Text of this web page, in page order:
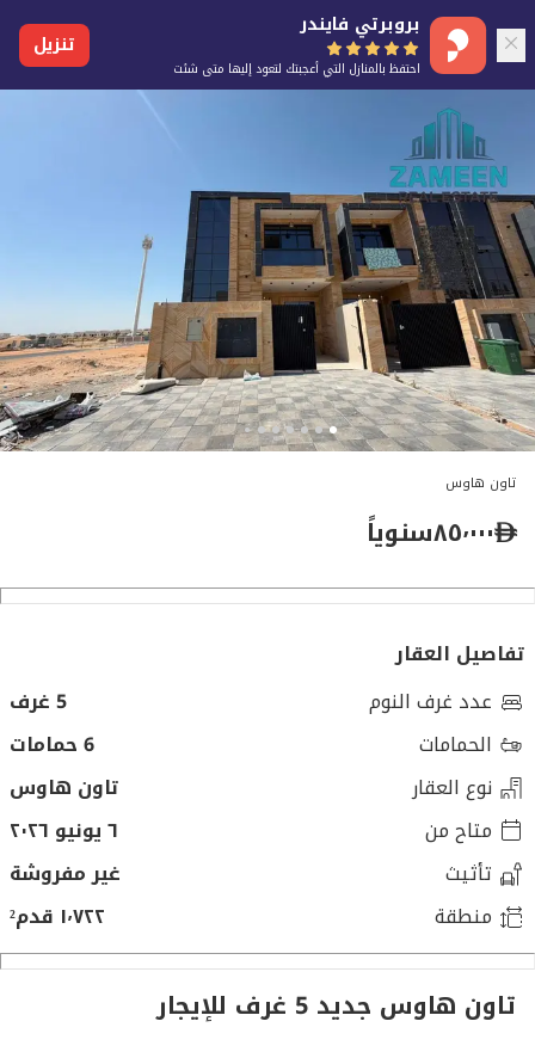
بروبرتي فايندر
احتفظ بالمنازل التي أعجبتك لتعود إليها متى شئت
تنزيل
تاون هاوس
٨٥٬٠٠٠سنوياً
تفاصيل العقار
عدد غرف النوم
5 غرف
الحمامات
6 حمامات
نوع العقار
تاون هاوس
متاح من
٦ يونيو ٢٠٢٦
تأثيث
غير مفروشة
منطقة
١٬٧٢٢ قدم²
تاون هاوس جديد 5 غرف للإيجار